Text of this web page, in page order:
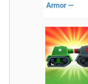
Armor —
вражеские
танки!